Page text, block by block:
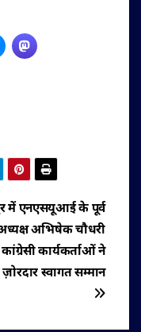
में एनएसयूआई के पूर्व
अभिषेक चौधरी
कार्यकर्ताओं ने
स्वागत सम्मान